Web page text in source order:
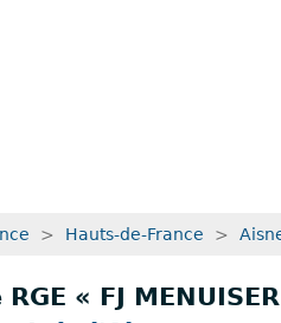
> Hauts-de-France >
« FJ